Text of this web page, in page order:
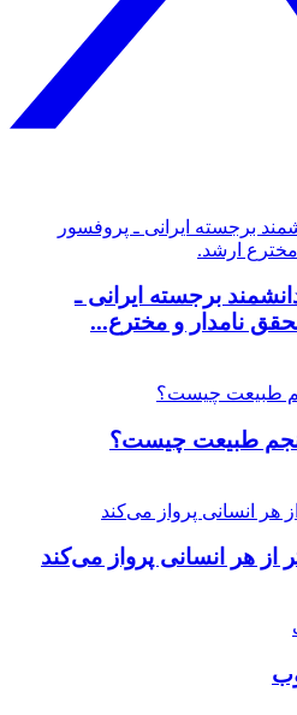
برجسته ایرانی ـ
نامدار و مخترع...
طبیعت چیست؟
هر انسانی پرواز می‌کند